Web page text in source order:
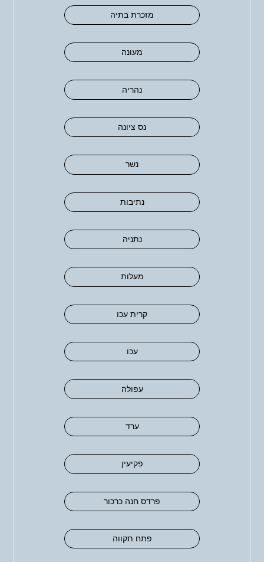
מזכרת בתיה
מעונה
נהריה
נס ציונה
נשר
נתיבות
נתניה
מעלות
קרית עכו
עכו
עפולה
ערד
פקיעין
פרדס חנה כרכור
פתח תקווה